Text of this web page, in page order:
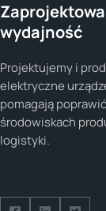
wydajność
Projektujemy i
elektryczne
pomagają
środowiskach
logistyki.